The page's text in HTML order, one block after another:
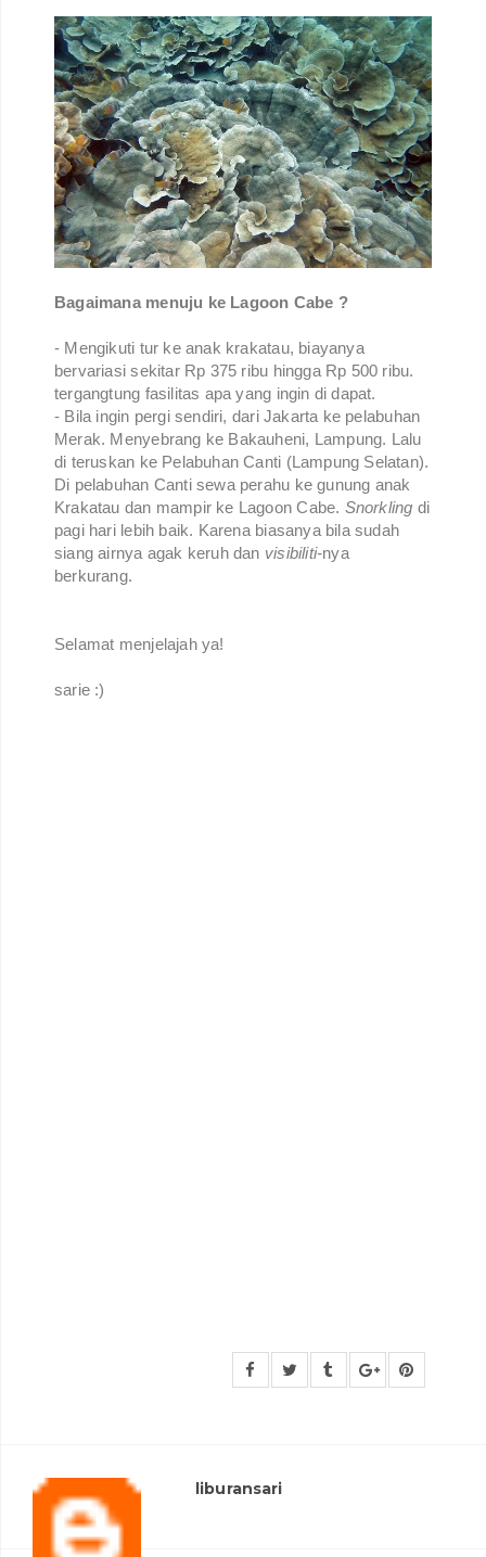
Bagaimana menuju ke Lagoon Cabe ?
- Mengikuti tur ke anak krakatau, biayanya
bervariasi sekitar Rp 375 ribu hingga Rp 500 ribu.
tergangtung fasilitas apa yang ingin di dapat.
- Bila ingin pergi sendiri, dari Jakarta ke pelabuhan
Merak. Menyebrang ke Bakauheni, Lampung. Lalu
di teruskan ke Pelabuhan Canti (Lampung Selatan).
Di pelabuhan Canti sewa perahu ke gunung anak
Krakatau dan mampir ke Lagoon Cabe. Snorkling di
pagi hari lebih baik. Karena biasanya bila sudah
siang airnya agak keruh dan visibiliti-nya
berkurang.
Selamat menjelajah ya!
sarie :)
liburansari